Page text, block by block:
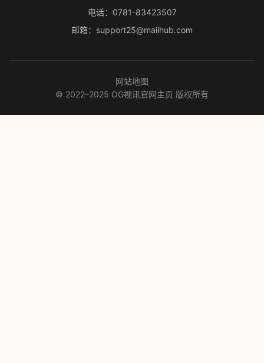
电话：0781-83423507
邮箱：support25@mailhub.com
网站地图
© 2022–2025 OG视讯官网主页 版权所有